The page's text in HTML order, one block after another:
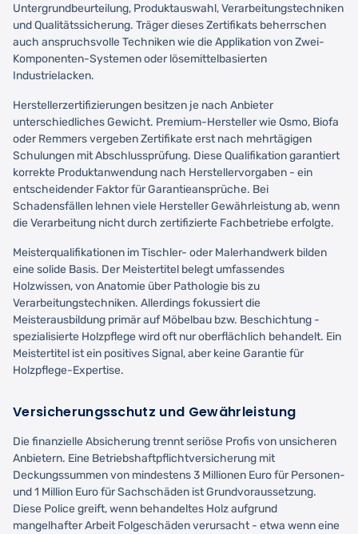
Untergrundbeurteilung, Produktauswahl, Verarbeitungstechniken
und Qualitätssicherung. Träger dieses Zertifikats beherrschen
auch anspruchsvolle Techniken wie die Applikation von Zwei-
Komponenten-Systemen oder lösemittelbasierten
Industrielacken.
Herstellerzertifizierungen besitzen je nach Anbieter
unterschiedliches Gewicht. Premium-Hersteller wie Osmo, Biofa
oder Remmers vergeben Zertifikate erst nach mehrtägigen
Schulungen mit Abschlussprüfung. Diese Qualifikation garantiert
korrekte Produktanwendung nach Herstellervorgaben - ein
entscheidender Faktor für Garantieansprüche. Bei
Schadensfällen lehnen viele Hersteller Gewährleistung ab, wenn
die Verarbeitung nicht durch zertifizierte Fachbetriebe erfolgte.
Meisterqualifikationen im Tischler- oder Malerhandwerk bilden
eine solide Basis. Der Meistertitel belegt umfassendes
Holzwissen, von Anatomie über Pathologie bis zu
Verarbeitungstechniken. Allerdings fokussiert die
Meisterausbildung primär auf Möbelbau bzw. Beschichtung -
spezialisierte Holzpflege wird oft nur oberflächlich behandelt. Ein
Meistertitel ist ein positives Signal, aber keine Garantie für
Holzpflege-Expertise.
Versicherungsschutz und Gewährleistung
Die finanzielle Absicherung trennt seriöse Profis von unsicheren
Anbietern. Eine Betriebshaftpflichtversicherung mit
Deckungssummen von mindestens 3 Millionen Euro für Personen-
und 1 Million Euro für Sachschäden ist Grundvoraussetzung.
Diese Police greift, wenn behandeltes Holz aufgrund
mangelhafter Arbeit Folgeschäden verursacht - etwa wenn eine